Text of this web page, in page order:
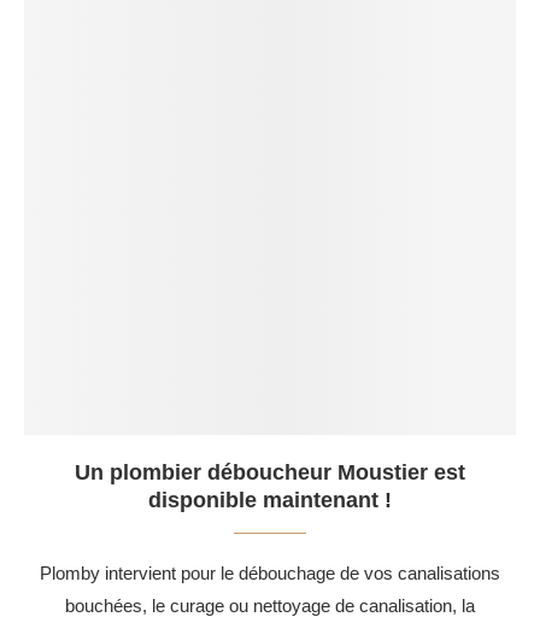
Un plombier déboucheur Moustier est
disponible maintenant !
Plomby intervient pour le débouchage de vos canalisations
bouchées, le curage ou nettoyage de canalisation, la